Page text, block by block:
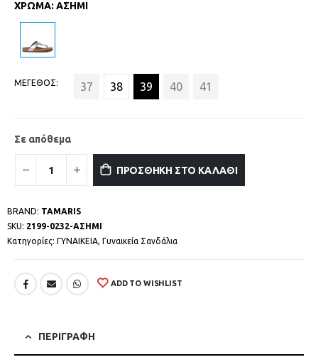
ΧΡΩΜΑ: ΑΣΗΜΙ
ΜΕΓΕΘΟΣ 37 38 39 40 41
Σε απόθεμα
ΠΡΟΣΘΗΚΗ ΣΤΟ ΚΑΛΑΘΙ
BRAND: TAMARIS
SKU: 2199-0232-ΑΣΗΜΙ
Κατηγορίες: ΓΥΝΑΙΚΕΙΑ, Γυναικεία Σανδάλια
ADD TO WISHLIST
ΠΕΡΙΓΡΑΦΗ